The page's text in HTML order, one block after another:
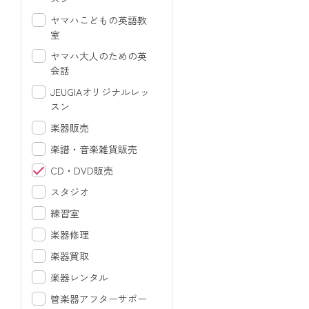
ヤマハこどもの英語教
室
ヤマハ大人のための英
会話
JEUGIAオリジナルレッ
スン
楽器販売
楽譜・音楽雑貨販売
CD・DVD販売
スタジオ
練習室
楽器修理
楽器買取
楽器レンタル
管楽器アフターサポー